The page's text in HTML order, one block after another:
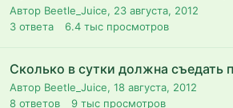
Автор Beetle_Juice, 23 августа, 2012
3 ответа 6.4 тыс просмотров
Сколько в сутки должна съедать
Автор Beetle_Juice, 18 августа, 2012
8 ответов 9 тыс просмотров